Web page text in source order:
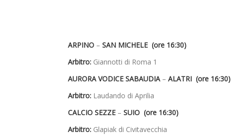
ARPINO – SAN MICHELE (ore 16:30)
Arbitro: Giannotti di Roma 1
AURORA VODICE SABAUDIA – ALATRI (ore 16:30)
Arbitro: Laudando di Aprilia
CALCIO SEZZE – SUIO (ore 16:30)
Arbitro: Glapiak di Civitavecchia